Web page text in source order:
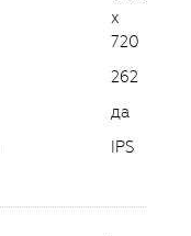
x
720
262
да
IPS